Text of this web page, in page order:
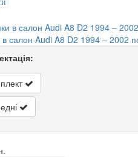
салон Audi A8 D2 1994 – 2002